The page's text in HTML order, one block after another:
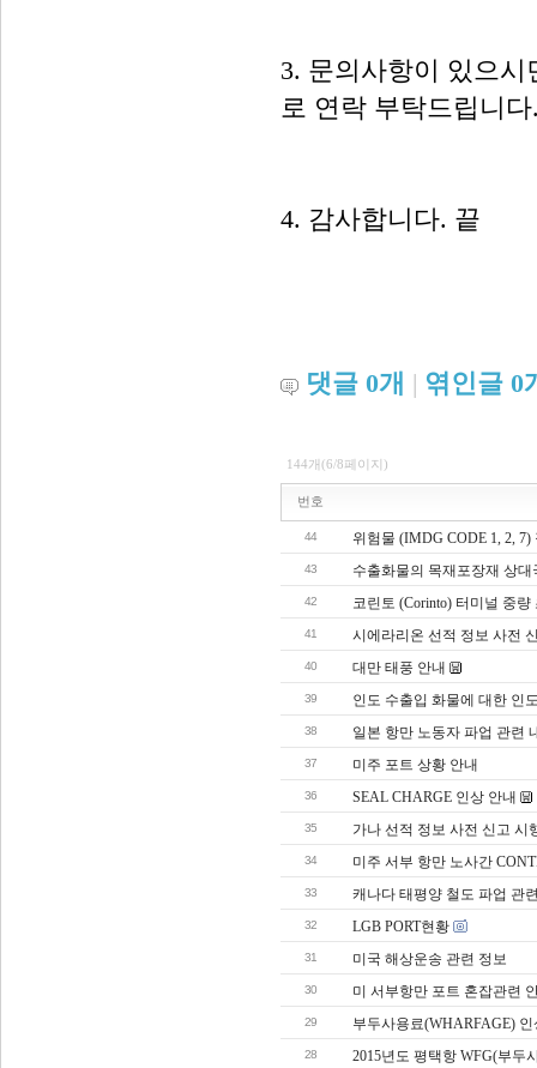
3. 문의사항이 있으시
로 연락 부탁드립니
4. 감사합니다. 끝
댓글 0개 | 엮인글 0
144개(6/8페이지)
번호
44 위험물 (IMDG CODE 1, 2,
43 수출화물의 목재포장재 상
42 코린토 (Corinto) 터미널 중
41 시에라리온 선적 정보 사전
40 대만 태풍 안내
39 인도 수출입 화물에 대한 인
38 일본 항만 노동자 파업 관련
37 미주 포트 상황 안내
36 SEAL CHARGE 인상 안내
35 가나 선적 정보 사전 신고 시
34 미주 서부 항만 노사간
33 캐나다 태평양 철도 파업 관
32 LGB PORT현황
31 미국 해상운송 관련 정보
30 미 서부항만 포트 혼잡관련
29 부두사용료(WHARFAGE)
28 2015년도 평택항 WFG(부두